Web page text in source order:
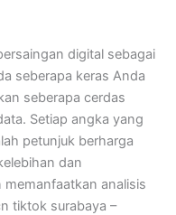
digital sebagai
seberapa keras Anda
seberapa cerdas
Setiap angka yang
petunjuk berharga
dan
analisis
tiktok surabaya –